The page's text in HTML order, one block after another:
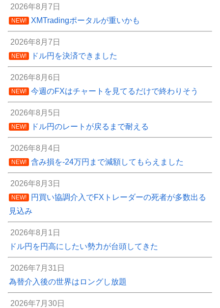
2026年8月7日
NEW! XMTradingポータルが重いかも
2026年8月7日
NEW! ドル円を決済できました
2026年8月6日
NEW! 今週のFXはチャートを見てるだけで終わりそう
2026年8月5日
NEW! ドル円のレートが戻るまで耐える
2026年8月4日
NEW! 含み損を-24万円まで減額してもらえました
2026年8月3日
NEW!
円買い協調介入でFXトレーダーの死者が多数出る
見込み
2026年8月1日
ドル円を円高にしたい勢力が台頭してきた
2026年7月31日
為替介入後の世界はロングし放題
2026年7月30日